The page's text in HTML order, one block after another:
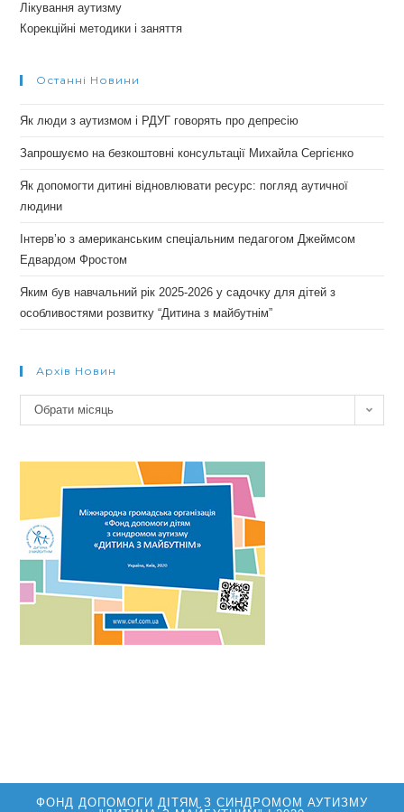
Лікування аутизму
Корекційні методики і заняття
Останні Новини
Як люди з аутизмом і РДУГ говорять про депресію
Запрошуємо на безкоштовні консультації Михайла Сергієнко
Як допомогти дитині відновлювати ресурс: погляд аутичної
людини
Інтерв’ю з американським спеціальним педагогом Джеймсом
Едвардом Фростом
Яким був навчальний рік 2025-2026 у садочку для дітей з
особливостями розвитку “Дитина з майбутнім”
Архів Новин
Архів
новин
Обрати місяць
ФОНД ДОПОМОГИ ДІТЯМ З СИНДРОМОМ АУТИЗМУ